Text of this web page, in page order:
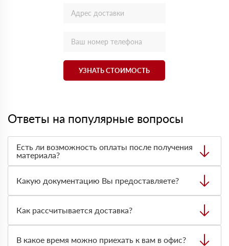
УЗНАТЬ СТОИМОСТЬ
Ответы на популярные вопросы
Есть ли возможность оплаты после получения
материала?
оплата по факту получения товара. При этом, если
доставленный товар был ненадлежащего качества, то
Вы вправе от него отказаться.
Какую документацию Вы предоставляете?
сертификаты и паспорта качества, а также товарно-
транспортную накладную.
Как рассчитывается доставка?
персональный менеджер для уточнения деталей заказа.
В какое время можно приехать к вам в офис?